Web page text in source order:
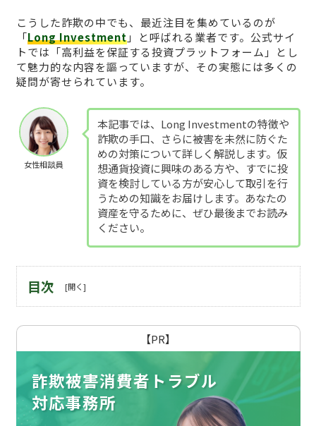
こうした詐欺の中でも、最近注目を集めているのが
「Long Investment」と呼ばれる業者です。公式サイ
トでは「高利益を保証する投資プラットフォーム」とし
て魅力的な内容を謳っていますが、その実態には多くの
疑問が寄せられています。
女性相談員
本記事では、Long Investmentの特徴や
詐欺の手口、さらに被害を未然に防ぐた
めの対策について詳しく解説します。仮
想通貨投資に興味のある方や、すでに投
資を検討している方が安心して取引を行
うための知識をお届けします。あなたの
資産を守るために、ぜひ最後までお読み
ください。
目次
【PR】
詐欺被害消費者トラブル
対応事務所